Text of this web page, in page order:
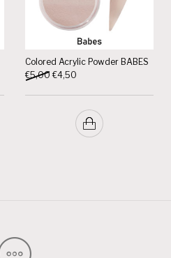
Colored Acrylic Powder BABES
€5,00 Oorspronkelijke prijs was:
€4,50